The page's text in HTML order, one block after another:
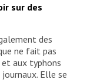
camp in
been
areas.
been badly
to
of the
sur des
des
ne fait pas
aux typhons
Elle se